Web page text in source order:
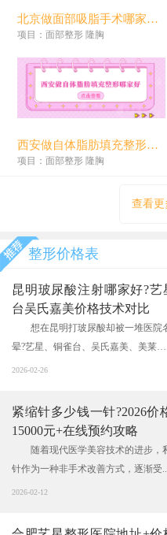
北京做面部吸脂手术哪家医院好？上榜五家医院全面对比
项目：面部整形 隆胸
西安做自体脂肪填充整形哪家好？top榜前五名单汇总
项目：面部整形 隆胸
查看更
整形价格表
昆明玻尿酸注射哪家好?艺
台吴氏嘉美价格技术对比
想在昆明打玻尿酸却被一堆医院
晕?艺星、铜雀台、吴氏嘉美、美莱
2026-02-26
紧缩针多少钱一针?2026价
15000元+在线预约攻略
随着现代医学美容技术的进步，
针作为一种非手术改善方式，逐渐受
2026-02-12